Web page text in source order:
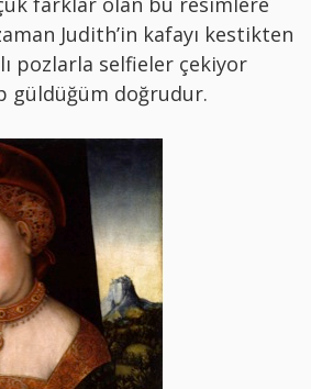
Judith’in kafayı kestikten
pozlarla selfieler çekiyor
güldüğüm doğrudur.